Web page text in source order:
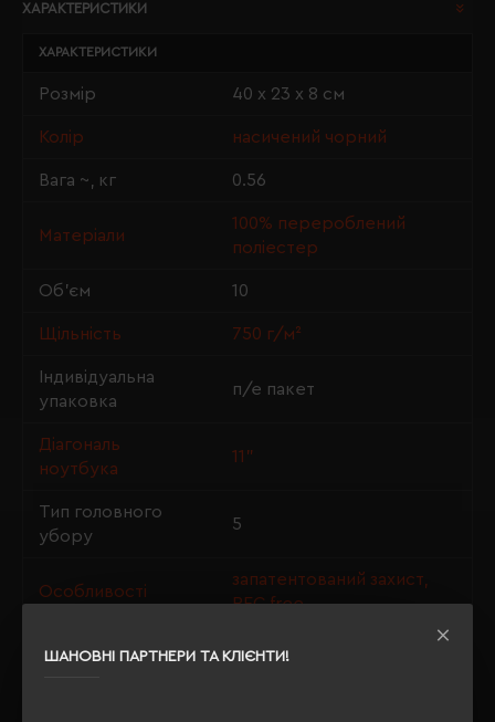
ШАНОВНІ ПАРТНЕРИ ТА КЛІЄНТИ!
ХАРАКТЕРИСТИКИ
ХАРАКТЕРИСТИКИ
Розмір 40 х 23 х 8 см
Колір насичений чорний
Вага ~, кг 0.56
Матеріали
100% перероблений
поліестер
Об'єм 10
Щільність 750 г/м²
Індивідуальна
упаковка
п/е пакет
Діагональ
ноутбука
11"
Тип головного
убору
5
Особливості
запатентований захист,
PFC free